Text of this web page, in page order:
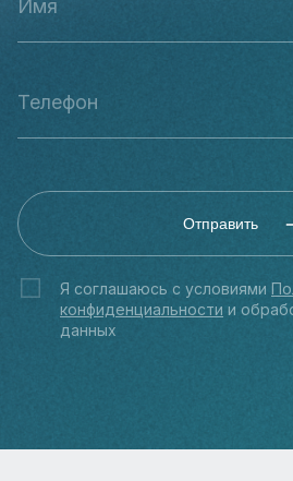
Отправить
Я соглашаюсь с условиями
конфиденциальности и
данных